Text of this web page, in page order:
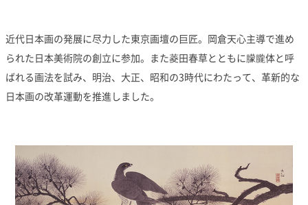
近代日本画の発展に尽力した東京画壇の巨匠。岡倉天心主導で進め
られた日本美術院の創立に参加。また菱田春草とともに朦朧体と呼
ばれる画法を試み、明治、大正、昭和の3時代にわたって、革新的な
日本画の改革運動を推進しました。